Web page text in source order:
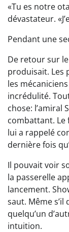
«Tu es notre
dévastateur.
Pendant une
De retour sur
produisait. Les
les
incrédulité.
chose: l’amiral
combattant. Le
lui a rappelé
dernière fois
Il pouvait voir
la passerelle
lancement.
saut. Même s’il
quelqu’un
intuition.